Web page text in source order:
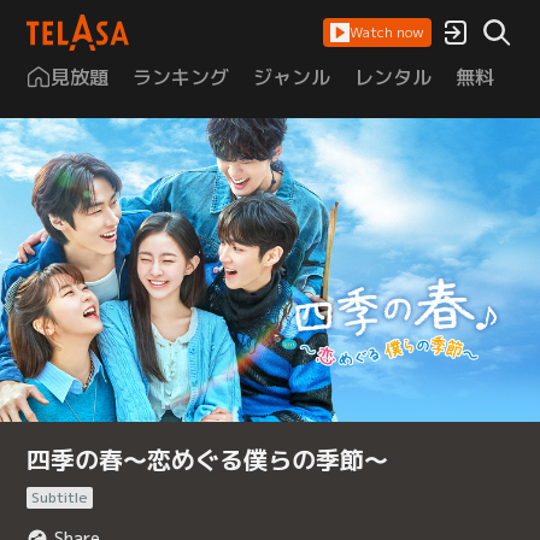
Watch now
見放題 ランキング ジャンル レンタル 無料
四季の春～恋めぐる僕らの季節～
Subtitle